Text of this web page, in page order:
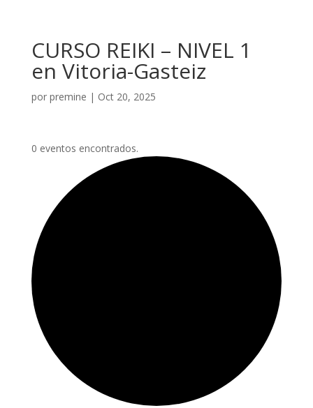
CURSO REIKI – NIVEL 1
en Vitoria-Gasteiz
por premine | Oct 20, 2025
0 eventos encontrados.